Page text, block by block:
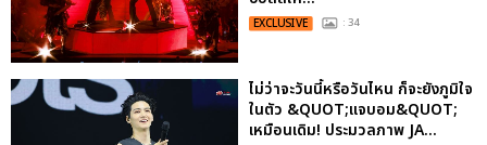
EXCLUSIVE : 34
ไม่ว่าจะวันนี้หรือวันไหน ก็จะยังภูมิใจ
ในตัว &QUOT;แจบอม&QUOT;
เหมือนเดิม! ประมวลภาพ JA...